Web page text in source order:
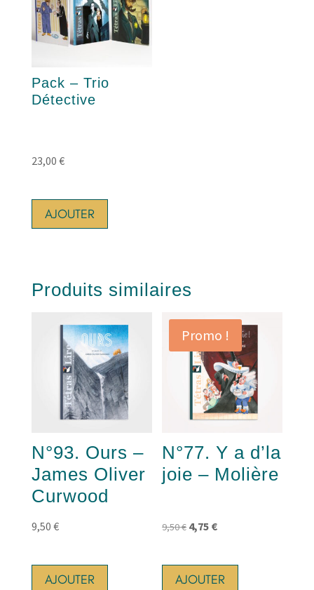
Pack – Trio
Détective
23,00 €
AJOUTER
Produits similaires
N°93. Ours –
James Oliver
Curwood
9,50 €
AJOUTER
Promo !
N°77. Y a d’la
joie – Molière
9,50€ Le
initial
était :
4,75 €Le
actuel
est :
AJOUTER